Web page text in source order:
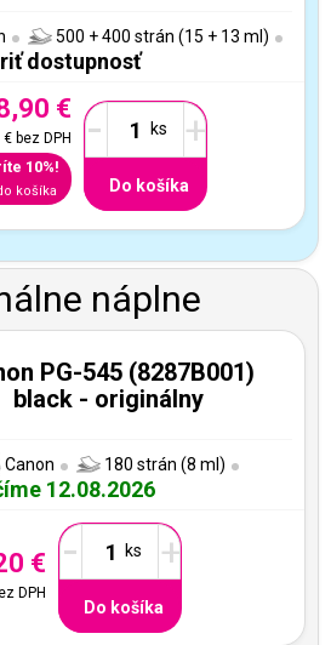
500 + 400 strán (15 + 13 ml)
dostupnosť
€
€bez DPH
10%!
košíka
- +
Do košíka
náplne
PG-545 (8287B001)
black - originálny
Canon 180 strán (8 ml)
12.08.2026
€
DPH
- +
Do košíka